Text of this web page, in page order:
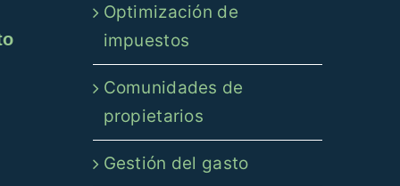
Optimización de
impuestos
Comunidades de
propietarios
Gestión del gasto